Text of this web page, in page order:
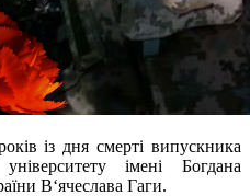
із дня смерті випускника
імені Богдана
В‘ячеслава Гаги.